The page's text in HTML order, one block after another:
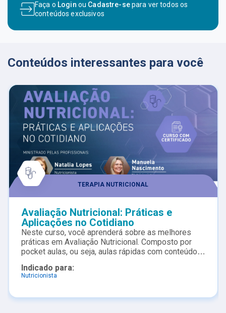
Faça o Login ou Cadastre-separa ver todos os
conteúdos exclusivos
Conteúdos interessantes para você
TERAPIA NUTRICIONAL
Avaliação Nutricional: Práticas e
Aplicações no Cotidiano
Neste curso, você aprenderá sobre as melhores
práticas em Avaliação Nutricional. Composto por
pocket aulas, ou seja, aulas rápidas com conteúdo
que buscam aprimorar suas habilidades na triagem
e avaliação nutricional. Ao longo de seis aulas
interpretação de dados e como aplicar esses
Indicado para:
Nutricionista